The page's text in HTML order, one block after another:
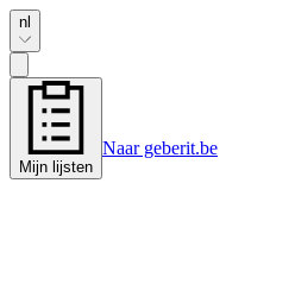
nl
Mijn lijsten
Naar geberit.be